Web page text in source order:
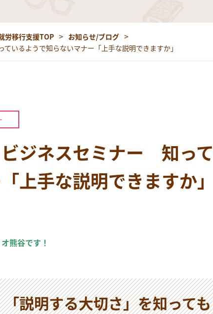
労移行支援TOP
お知らせ/ブログ
いるようで知らないマナー「上手な説明できますか」
ビジネスセミナー 知っ
上手な説明できますか」
熊谷です！
説明する大切さ」を知って